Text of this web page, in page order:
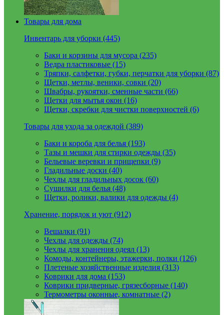
Товары для дома
Инвентарь для уборки (445)
Баки и корзины для мусора (235)
Ведра пластиковые (15)
Тряпки, салфетки, губки, перчатки для уборки (87)
Щетки, метлы, веники, совки (20)
Швабры, рукоятки, сменные части (66)
Щетки для мытья окон (16)
Щетки, скребки для чистки поверхностей (6)
Товары для ухода за одеждой (389)
Баки и короба для белья (193)
Тазы и мешки для стирки одежды (35)
Бельевые веревки и прищепки (9)
Гладильные доски (40)
Чехлы для гладильных досок (60)
Сушилки для белья (48)
Щетки, ролики, валики для одежды (4)
Хранение, порядок и уют (912)
Вешалки (91)
Чехлы для одежды (74)
Чехлы для хранения одеял (13)
Комоды, контейнеры, этажерки, полки (126)
Плетеные хозяйственные изделия (313)
Коврики для дома (153)
Коврики придверные, грязесборные (140)
Термометры оконные, комнатные (2)